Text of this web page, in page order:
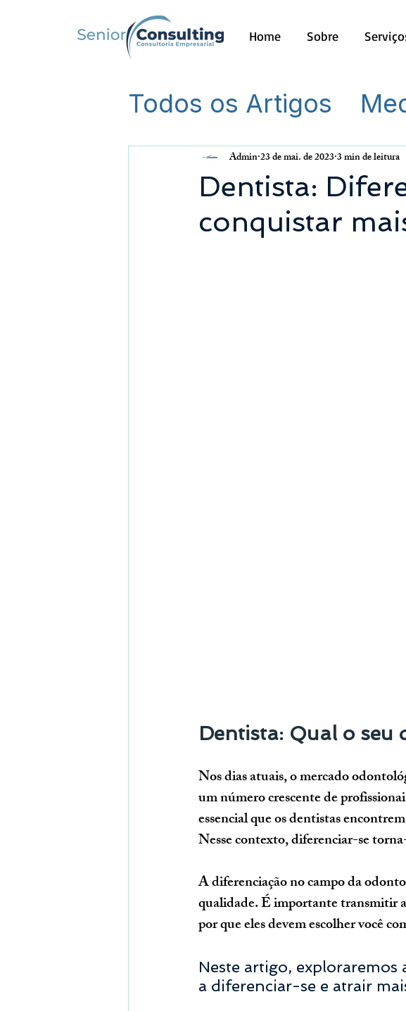
Home Sobre
Todos os Artigos
Outros
Dentista:
conquistar
Admin23 de mai. de 20233 min de leitura
Dentista: Qual o seu
Nos dias atuais, o mercado
um número crescente de
essencial que os dentistas
Nesse contexto, diferenciar-se
A diferenciação no campo da
qualidade. É importante transmitir
por que eles devem escolher você
Neste artigo, exploraremos
a diferenciar-se e atrair